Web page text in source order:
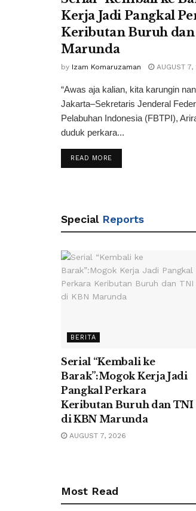
Kerja Jadi Pangkal
Keributan Buruh
Marunda
by Izam Komaruzaman AUGUST 7,
“Awas aja kalian, kita karungin
Jakarta–Sekretaris Jenderal
Pelabuhan Indonesia (FBTPI),
duduk perkara...
READ MORE
Special Reports
BERITA
Serial “Kembali ke
Barak”:Mogok Kerja Jadi
Pangkal Perkara
Keributan Buruh dan TNI
di KBN Marunda
AUGUST 7, 2026
Most Read